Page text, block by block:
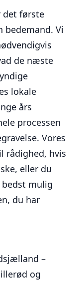
det første
bedemand. Vi
de næste
lokale
års
processen
Vores
rådighed, hvis
eller du
mulig
du har
–
og